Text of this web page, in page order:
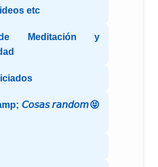
etc
Meditación y
𝘊𝘰𝘴𝘢𝘴 𝘳𝘢𝘯𝘥𝘰𝘮😝